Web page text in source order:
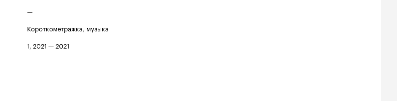
—
короткометражка, музыка
1, 2021 — 2021